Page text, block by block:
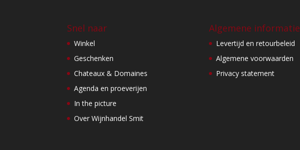
Snel naar
Winkel
Geschenken
Chateaux & Domaines
Agenda en proeverijen
In the picture
Over Wijnhandel Smit
Algemene informatie
Levertijd en retourbeleid
Algemene voorwaarden
Privacy statement